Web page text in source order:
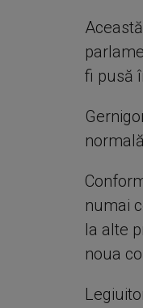
fi pusă
numai
la alte
noua